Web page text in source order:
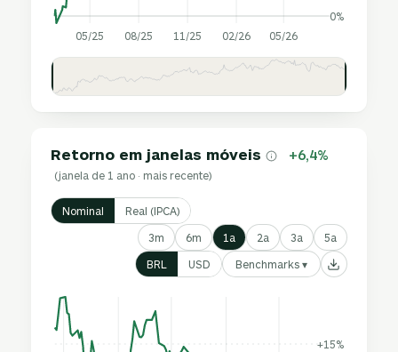
0%
05/25 08/25 11/25 02/26 05/26
Retorno em janelas móveis +6,4%
(janela de 1 ano · mais recente)
Nominal Real (IPCA)
3m 6m 1a 2a 3a 5a
BRL USD Benchmarks ▾
+15%